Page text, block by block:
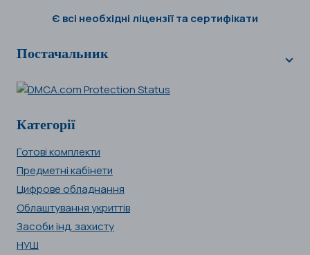
Є всі необхідні ліцензії та сертифікати
Постачальник
Категорії
Готові комплекти
Предметні кабінети
Цифрове обладнання
Облаштування укриттів
Засоби інд. захисту
НУШ